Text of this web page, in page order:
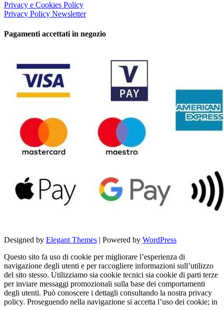
Privacy e Cookies Policy
Privacy Policy Newsletter
Pagamenti accettati in negozio
Designed by Elegant Themes | Powered by WordPress
Questo sito fa uso di cookie per migliorare l’esperienza di
navigazione degli utenti e per raccogliere informazioni sull’utilizzo
del sito stesso. Utilizziamo sia cookie tecnici sia cookie di parti terze
per inviare messaggi promozionali sulla base dei comportamenti
degli utenti. Può conoscere i dettagli consultando la nostra privacy
policy. Proseguendo nella navigazione si accetta l’uso dei cookie; in